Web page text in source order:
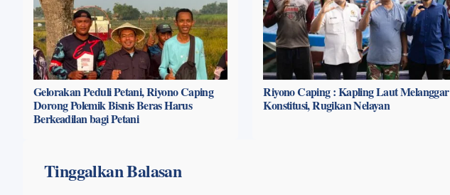
Gelorakan Peduli Petani, Riyono Caping
Dorong Polemik Bisnis Beras Harus
Berkeadilan bagi Petani
Riyono Caping : Kapling Laut Melanggar
Konstitusi, Rugikan Nelayan
Tinggalkan Balasan